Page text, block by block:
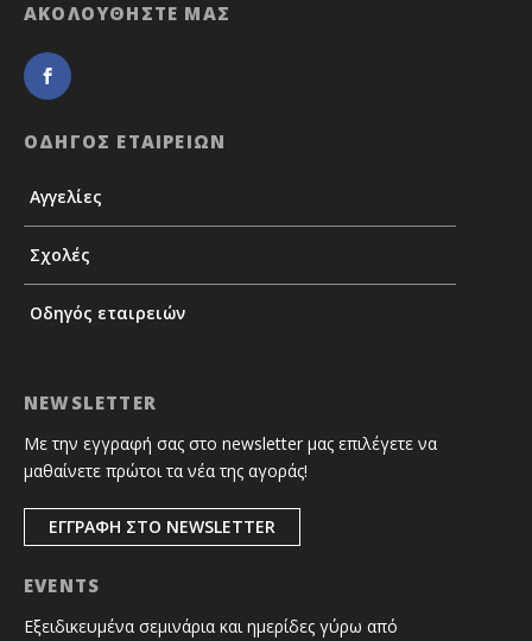
ΑΚΟΛΟΥΘΗΣΤΕ ΜΑΣ
ΟΔΗΓΟΣ ΕΤΑΙΡΕΙΩΝ
Αγγελίες
Σχολές
Οδηγός εταιρειών
NEWSLETTER
Με την εγγραφή σας στο newsletter μας επιλέγετε να
μαθαίνετε πρώτοι τα νέα της αγοράς!
ΕΓΓΡΑΦΗ ΣΤΟ NEWSLETTER
EVENTS
Εξειδικευμένα σεμινάρια και ημερίδες γύρω από